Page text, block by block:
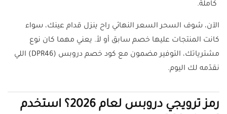
كاملة.
الآن، شوف السحر السعر النهائي راح ينزل قدام عينك، سواء
كانت المنتجات عليها خصم سابق أو لأ. يعني مهما كان نوع
مشترياتك، التوفير مضمون مع كود خصم دروبس (DPR46) اللي
نقدّمه لك اليوم.
رمز ترويجي دروبس لعام 2026؟ استخدم